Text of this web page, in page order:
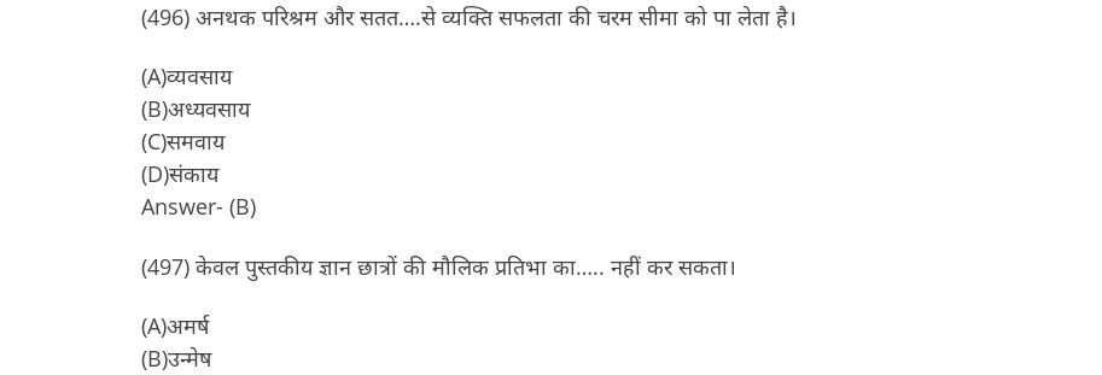
(496) अनथक परिश्रम और सतत….से व्यक्ति सफलता की चरम सीमा को पा लेता है।
(A)व्यवसाय
(B)अध्यवसाय
(C)समवाय
(D)संकाय
Answer- (B)
(497) केवल पुस्तकीय ज्ञान छात्रों की मौलिक प्रतिभा का….. नहीं कर सकता।
(A)अमर्ष
(B)उन्मेष